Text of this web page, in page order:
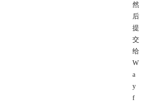
然
后
提
交
给
W
a
y
f